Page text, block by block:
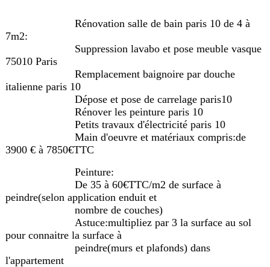
Rénovation salle de bain paris 10 de 4 à
7m2:
Suppression lavabo et pose meuble vasque
75010 Paris
Remplacement baignoire par douche
italienne paris 10
Dépose et pose de carrelage paris10
Rénover les peinture paris 10
Petits travaux d'électricité paris 10
Main d'oeuvre et matériaux compris:de
3900 € à 7850€TTC
Peinture:
De 35 à 60€TTC/m2 de surface à
peindre(selon application enduit et
nombre de couches)
Astuce:multipliez par 3 la surface au sol
pour connaitre la surface à
peindre(murs et plafonds) dans
l'appartement